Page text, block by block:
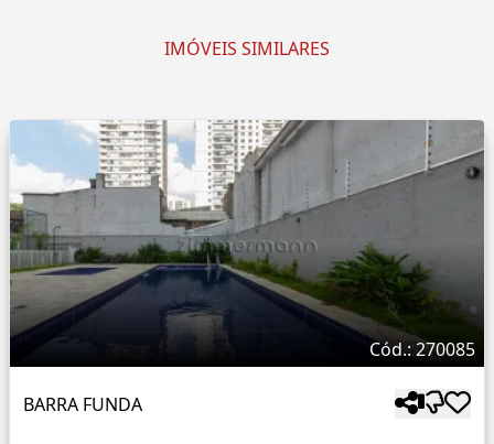
IMÓVEIS SIMILARES
Cód.: 270085
BARRA FUNDA